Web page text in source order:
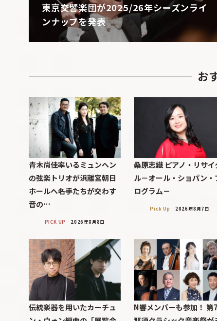
東京交響楽団が2025/26年シーズンライ
ンナップを発表
お
青木尚佳率いるミュンヘン
の弦楽トリオが浜離宮朝日
ホールへ――名手たちが交わす
音の…
PICK UP 2026年8月8日
桑原志織 ピアノ・リサイ
ル－オール・ショパン・
ログラム－
Pick Up 2026年8月7日
伝統楽器を用いたカーチュ
N響メンバーも参加！ 第